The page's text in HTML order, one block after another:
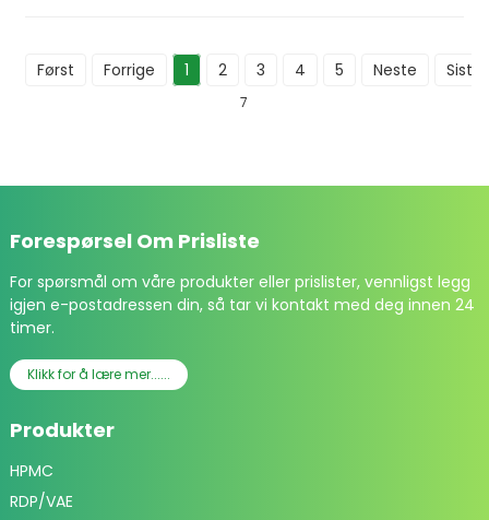
Først Forrige 1 2 3 4 5 Neste Siste
7
Forespørsel Om Prisliste
For spørsmål om våre produkter eller prislister, vennligst legg
igjen e-postadressen din, så tar vi kontakt med deg innen 24
timer.
Klikk for å lære mer......
Produkter
HPMC
RDP/VAE